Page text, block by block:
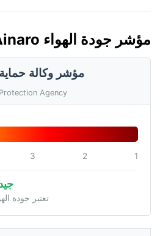
مؤشر جودة الهواء in Ainaro, تيمور الشرقية 🇹🇱 (AQI)
مؤشر وكالة حماية
Agency
1
2
3
تعتبر جودة